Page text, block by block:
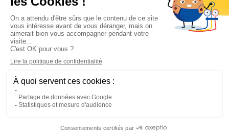
Informations
Climservice
Informations